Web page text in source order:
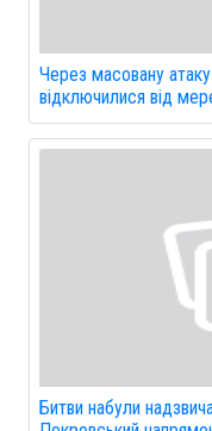
Через масовану
відключилися від
Битви набули